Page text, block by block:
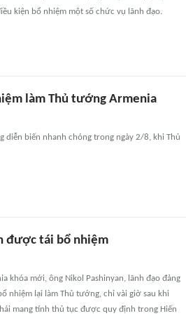
kiện bổ nhiệm một số chức vụ lãnh đạo.
làm Thủ tướng Armenia
diễn biến nhanh chóng trong ngày 2/8, khi Thủ
được tái bổ nhiệm
khóa mới, ông Nikol Pashinyan, lãnh đạo đảng
nhiệm lại làm Thủ tướng, chỉ vài giờ sau khi
mang tính thủ tục được quy định trong Hiến